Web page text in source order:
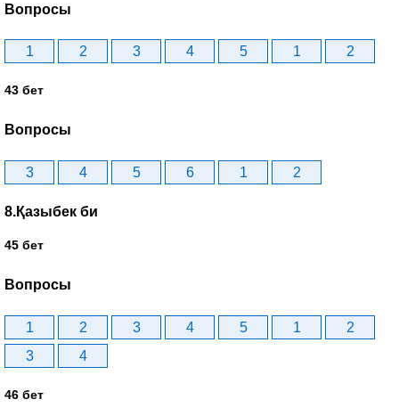
Вопросы
1 2 3 4 5 1 2
43 бет
Вопросы
3 4 5 6 1 2
8.Қазыбек би
45 бет
Вопросы
1 2 3 4 5 1
2
3
4
46 бет